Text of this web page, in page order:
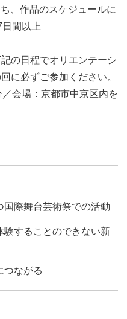
、作品のスケジュールに
間以上
の日程でオリエンテーシ
に必ずご参加ください。
／会場：京都市中京区内を
国際舞台芸術祭での活動
験することのできない新
つながる